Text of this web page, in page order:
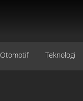
Otomotif Teknologi